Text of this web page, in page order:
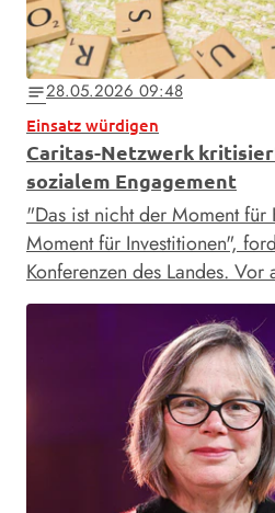
notes28.05.2026 09:48
Einsatz würdigen
Caritas-Netzwerk
sozialem Engagement
"Das ist nicht der Moment für
Moment für Investitionen",
Konferenzen des Landes.